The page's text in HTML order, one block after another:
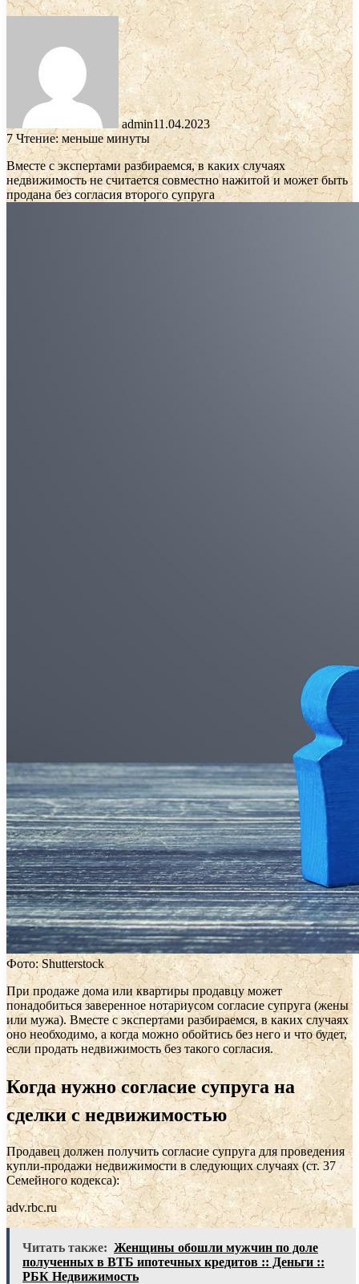
admin11.04.2023
7 Чтение: меньше минуты
Вместе с экспертами разбираемся, в каких случаях
недвижимость не считается совместно нажитой и может быть
продана без согласия второго супруга
Фото: Shutterstock
При продаже дома или квартиры продавцу может
понадобиться заверенное нотариусом согласие супруга (жены
или мужа). Вместе с экспертами разбираемся, в каких случаях
оно необходимо, а когда можно обойтись без него и что будет,
если продать недвижимость без такого согласия.
Когда нужно согласие супруга на
сделки с недвижимостью
Продавец должен получить согласие супруга для проведения
купли-продажи недвижимости в следующих случаях (ст. 37
Семейного кодекса):
adv.rbc.ru
Читать также: Женщины обошли мужчин по доле
полученных в ВТБ ипотечных кредитов :: Деньги ::
РБК Недвижимость